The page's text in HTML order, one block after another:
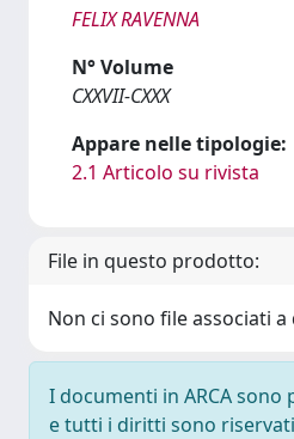
FELIX RAVENNA
N° Volume
CXXVII-CXXX
Appare nelle tipologie:
2.1 Articolo su rivista
File in questo prodotto:
Non ci sono file associati
I documenti in ARCA
e tutti i diritti sono